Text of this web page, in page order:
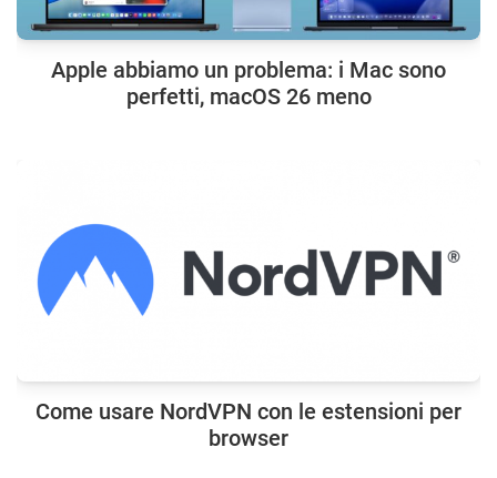
Apple abbiamo un problema: i Mac sono
perfetti, macOS 26 meno
Come usare NordVPN con le estensioni per
browser